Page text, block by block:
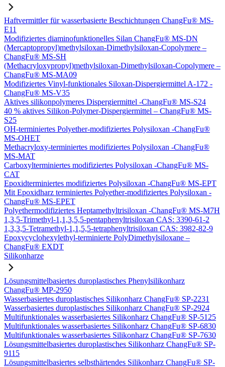
Haftvermittler für wasserbasierte Beschichtungen ChangFu® MS-
E11
Modifiziertes diaminofunktionelles Silan ChangFu® MS-DN
(Mercaptopropyl)methylsiloxan-Dimethylsiloxan-Copolymere –
ChangFu® MS-SH
(Methacryloxypropyl)methylsiloxan-Dimethylsiloxan-Copolymere –
ChangFu® MS-MA09
Modifiziertes Vinyl-funktionales Siloxan-Dispergiermittel A-172 -
ChangFu® MS-V35
Aktives silikonpolymeres Dispergiermittel -ChangFu® MS-S24
40 % aktives Silikon-Polymer-Dispergiermittel – ChangFu® MS-
S25
OH-terminiertes Polyether-modifiziertes Polysiloxan -ChangFu®
MS-OHET
Methacryloxy-terminiertes modifiziertes Polysiloxan -ChangFu®
MS-MAT
Carboxylterminiertes modifiziertes Polysiloxan -ChangFu® MS-
CAT
Epoxidterminiertes modifiziertes Polysiloxan -ChangFu® MS-EPT
Mit Epoxidharz terminiertes Polyether-modifiziertes Polysiloxan -
ChangFu® MS-EPET
Polyethermodifiziertes Heptamethyltrisiloxan -ChangFu® MS-M7H
1,3,5-Trimethyl-1,1,3,5,5-pentaphenyltrisiloxan CAS: 3390-61-2
1,3,3,5-Tetramethyl-1,1,5,5-tetraphenyltrisiloxan CAS: 3982-82-9
Epoxycyclohexylethyl-terminierte PolyDimethylsiloxane –
ChangFu® EXDT
Silikonharze
Lösungsmittelbasiertes duroplastisches Phenylsilikonharz
ChangFu® MP-2950
Wasserbasiertes duroplastisches Silikonharz ChangFu® SP-2231
Wasserbasiertes duroplastisches Silikonharz ChangFu® SP-2924
Multifunktionales wasserbasiertes Silikonharz ChangFu® SP-5125
Multifunktionales wasserbasiertes Silikonharz ChangFu® SP-6830
Multifunktionales wasserbasiertes Silikonharz ChangFu® SP-7630
Lösungsmittelbasiertes duroplastisches Silikonharz ChangFu® SP-
9115
Lösungsmittelbasiertes selbsthärtendes Silikonharz ChangFu® SP-